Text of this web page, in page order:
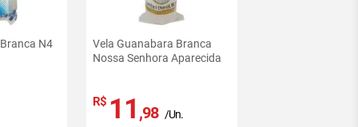
N4
Vela Guanabara Branca
Nossa Senhora Aparecida
R$ 11 ,98 /Un.